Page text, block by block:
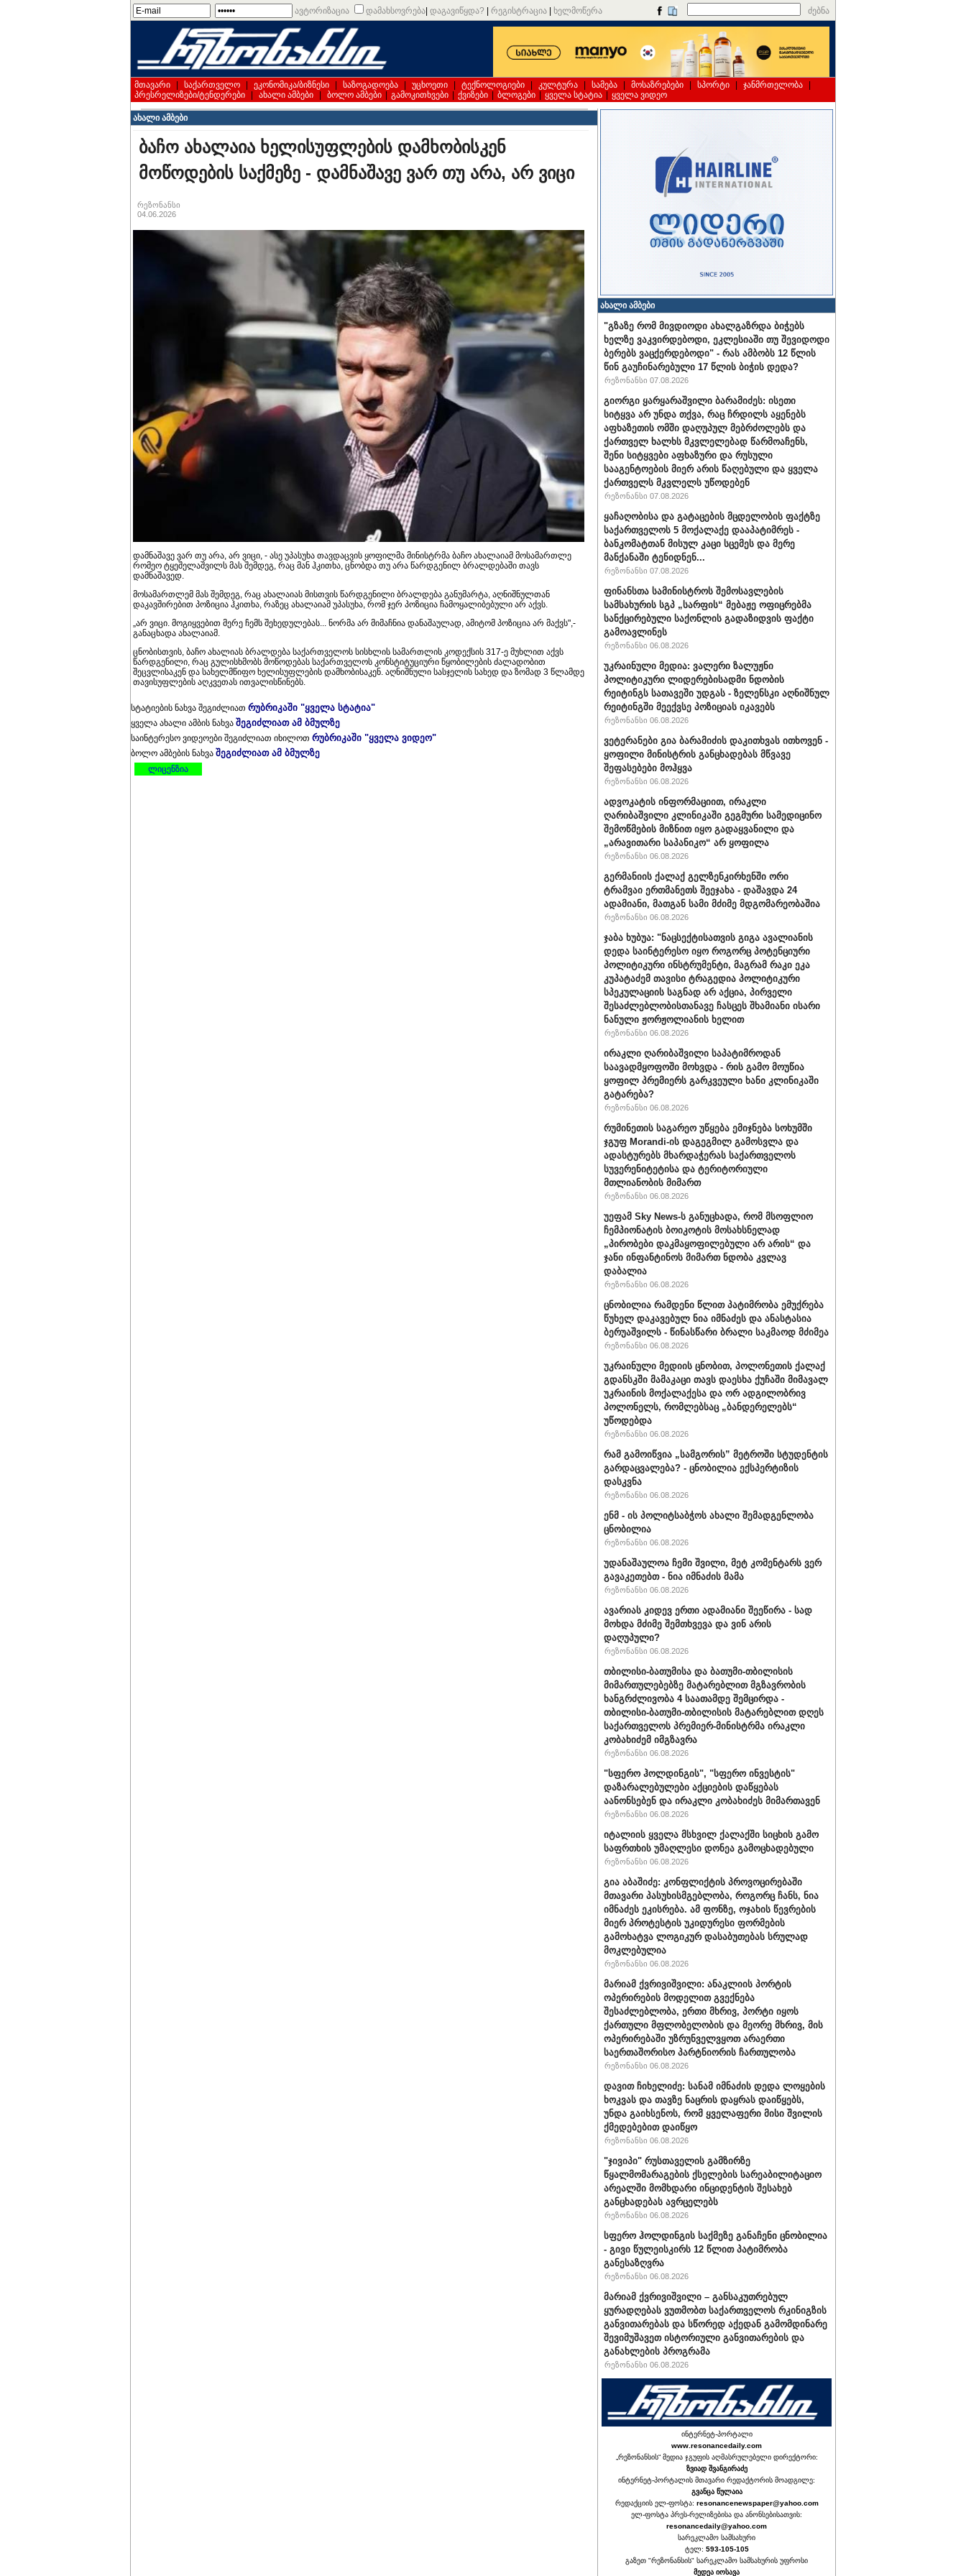
ავტორიზაცია დამახსოვრება დაგავიწყდა? რეგისტრაცია ხელმოწერა ძებნა
მთავარი საქართველო ეკონომიკა/ბიზნესი საზოგადოება უცხოეთი ტექნოლოგიები კულტურა სამება მოსაზრებები სპორტი ჯანმრთელობა
პრესრელიზები/ტენდერები
ახალი ამბები ბოლო ამბები გამოკითხვები ქვიზები ბლოგები ყველა სტატია ყველა ვიდეო
ახალი ამბები
ბაჩო ახალაია ხელისუფლების დამხობისკენ
მოწოდების საქმეზე - დამნაშავე ვარ თუ არა, არ ვიცი
რეზონანსი
04.06.2026
დამნაშავე ვარ თუ არა, არ ვიცი, - ასე უპასუხა თავდაცვის ყოფილმა მინისტრმა ბაჩო ახალაიამ მოსამართლე
რომეო ტყეშელაშვილს მას შემდეგ, რაც მან ჰკითხა, ცნობდა თუ არა წარდგენილ ბრალდებაში თავს
დამნაშავედ.
მოსამართლემ მას შემდეგ, რაც ახალაიას მისთვის წარდგენილი ბრალდება განუმარტა, აღნიშნულთან
დაკავშირებით პოზიცია ჰკითხა, რაზეც ახალაიამ უპასუხა, რომ ჯერ პოზიცია ჩამოყალიბებული არ აქვს.
„არ ვიცი. მოგიყვებით მერე ჩემს შეხედულებას... ნორმა არ მიმაჩნია დანაშაულად, ამიტომ პოზიცია არ მაქვს",-
განაცხადა ახალაიამ.
ცნობისთვის, ბაჩო ახალიას ბრალდება საქართველოს სისხლის სამართლის კოდექსის 317-ე მუხლით აქვს
წარდგენილი, რაც გულისხმობს მოწოდებას საქართველოს კონსტიტუციური წყობილების ძალადობით
შეცვლისაკენ და სახელმწიფო ხელისუფლების დამხობისაკენ. აღნიშნული სასჯელის სახედ და ზომად 3 წლამდე
თავისუფლების აღკვეთას ითვალისწინებს.
სტატიების ნახვა შეგიძლიათ რუბრიკაში "ყველა სტატია"
ყველა ახალი ამბის ნახვა შეგიძლიათ ამ ბმულზე
საინტერესო ვიდეოები შეგიძლიათ იხილოთ რუბრიკაში "ყველა ვიდეო"
ბოლო ამბების ნახვა შეგიძლიათ ამ ბმულზე
ლიცენზია
ახალი ამბები
"გზაზე რომ მივდიოდი ახალგაზრდა ბიჭებს
ხელზე ვაკვირდებოდი, ეკლესიაში თუ შევიდოდი
ბერებს ვაცქერდებოდი" - რას ამბობს 12 წლის
წინ გაუჩინარებული 17 წლის ბიჭის დედა?
რეზონანსი 07.08.2026
გიორგი ყარყარაშვილი ბარამიძეს: ისეთი
სიტყვა არ უნდა თქვა, რაც ჩრდილს აყენებს
აფხაზეთის ომში დაღუპულ მებრძოლებს და
ქართველ ხალხს მკვლელებად წარმოაჩენს,
შენი სიტყვები აფხაზური და რუსული
სააგენტოების მიერ არის წაღებული და ყველა
ქართველს მკვლელს უწოდებენ
რეზონანსი 07.08.2026
ყაჩაღობისა და გატაცების მცდელობის ფაქტზე
საქართველოს 5 მოქალაქე დააპატიმრეს -
ბანკომატთან მისულ კაცი სცემეს და მერე
მანქანაში ტენიდნენ...
რეზონანსი 07.08.2026
ფინანსთა სამინისტროს შემოსავლების
სამსახურის სგპ „სარფის“ მებაჟე ოფიცრებმა
სანქცირებული საქონლის გადაზიდვის ფაქტი
გამოავლინეს
რეზონანსი 06.08.2026
უკრაინული მედია: ვალერი ზალუჟნი
პოლიტიკური ლიდერებისადმი ნდობის
რეიტინგს სათავეში უდგას - ზელენსკი აღნიშნულ
რეიტინგში მეექვსე პოზიციას იკავებს
რეზონანსი 06.08.2026
ვეტერანები გია ბარამიძის დაკითხვას ითხოვენ -
ყოფილი მინისტრის განცხადებას მწვავე
შეფასებები მოჰყვა
რეზონანსი 06.08.2026
ადვოკატის ინფორმაციით, ირაკლი
ღარიბაშვილი კლინიკაში გეგმური სამედიცინო
შემოწმების მიზნით იყო გადაყვანილი და
„არავითარი საპანიკო“ არ ყოფილა
რეზონანსი 06.08.2026
გერმანიის ქალაქ გელზენკირხენში ორი
ტრამვაი ერთმანეთს შეეჯახა - დაშავდა 24
ადამიანი, მათგან სამი მძიმე მდგომარეობაშია
რეზონანსი 06.08.2026
ჯაბა ხუბუა: "ნაცსექტისათვის გიგა ავალიანის
დედა საინტერესო იყო როგორც პოტენციური
პოლიტიკური ინსტრუმენტი, მაგრამ რაკი ეკა
კუპატაძემ თავისი ტრაგედია პოლიტიკური
სპეკულაციის საგნად არ აქცია, პირველი
შესაძლებლობისთანავე ჩასცეს შხამიანი ისარი
ნანული ჟორჟოლიანის ხელით
რეზონანსი 06.08.2026
ირაკლი ღარიბაშვილი საპატიმროდან
საავადმყოფოში მოხვდა - რის გამო მოუწია
ყოფილ პრემიერს გარკვეული ხანი კლინიკაში
გატარება?
რეზონანსი 06.08.2026
რუმინეთის საგარეო უწყება ემიჯნება სოხუმში
ჯგუფ Morandi-ის დაგეგმილ გამოსვლა და
ადასტურებს მხარდაჭერას საქართველოს
სუვერენიტეტისა და ტერიტორიული
მთლიანობის მიმართ
რეზონანსი 06.08.2026
უეფამ Sky News-ს განუცხადა, რომ მსოფლიო
ჩემპიონატის ბოიკოტის მოსახსნელად
„პირობები დაკმაყოფილებული არ არის“ და
ჯანი ინფანტინოს მიმართ ნდობა კვლავ
დაბალია
რეზონანსი 06.08.2026
ცნობილია რამდენი წლით პატიმრობა ემუქრება
წუხელ დაკავებულ ნია იმნაძეს და ანასტასია
ბერუაშვილს - წინასწარი ბრალი საკმაოდ მძიმეა
რეზონანსი 06.08.2026
უკრაინული მედიის ცნობით, პოლონეთის ქალაქ
გდანსკში მამაკაცი თავს დაესხა ქუჩაში მიმავალ
უკრაინის მოქალაქესა და ორ ადგილობრივ
პოლონელს, რომლებსაც „ბანდერელებს“
უწოდებდა
რეზონანსი 06.08.2026
რამ გამოიწვია „სამგორის” მეტროში სტუდენტის
გარდაცვალება? - ცნობილია ექსპერტიზის
დასკვნა
რეზონანსი 06.08.2026
ენმ - ის პოლიტსაბჭოს ახალი შემადგენლობა
ცნობილია
რეზონანსი 06.08.2026
უდანაშაულოა ჩემი შვილი, მეტ კომენტარს ვერ
გავაკეთებთ - ნია იმნაძის მამა
რეზონანსი 06.08.2026
ავარიას კიდევ ერთი ადამიანი შეეწირა - სად
მოხდა მძიმე შემთხვევა და ვინ არის
დაღუპული?
რეზონანსი 06.08.2026
თბილისი-ბათუმისა და ბათუმი-თბილისის
მიმართულებებზე მატარებლით მგზავრობის
ხანგრძლივობა 4 საათამდე შემცირდა -
თბილისი-ბათუმი-თბილისის მატარებლით დღეს
საქართველოს პრემიერ-მინისტრმა ირაკლი
კობახიძემ იმგზავრა
რეზონანსი 06.08.2026
"სფერო ჰოლდინგის", "სფერო ინვესტის"
დაზარალებულები აქციების დაწყებას
აანონსებენ და ირაკლი კობახიძეს მიმართავენ
რეზონანსი 06.08.2026
იტალიის ყველა მსხვილ ქალაქში სიცხის გამო
საფრთხის უმაღლესი დონეა გამოცხადებული
რეზონანსი 06.08.2026
გია აბაშიძე: კონფლიქტის პროვოცირებაში
მთავარი პასუხისმგებლობა, როგორც ჩანს, ნია
იმნაძეს ეკისრება. ამ ფონზე, ოჯახის წევრების
მიერ პროტესტის უკიდურესი ფორმების
გამოხატვა ლოგიკურ დასაბუთებას სრულად
მოკლებულია
რეზონანსი 06.08.2026
მარიამ ქვრივიშვილი: ანაკლიის პორტის
ოპერირების მოდელით გვექნება
შესაძლებლობა, ერთი მხრივ, პორტი იყოს
ქართული მფლობელობის და მეორე მხრივ, მის
ოპერირებაში უზრუნველვყოთ არაერთი
საერთაშორისო პარტნიორის ჩართულობა
რეზონანსი 06.08.2026
დავით ჩიხელიძე: სანამ იმნაძის დედა ლოყების
ხოკვას და თავზე ნაცრის დაყრას დაიწყებს,
უნდა გაიხსენოს, რომ ყველაფერი მისი შვილის
ქმედებებით დაიწყო
რეზონანსი 06.08.2026
"ჯივიპი" რუსთაველის გამზირზე
წყალმომარაგების ქსელების სარეაბილიტაციო
არეალში მომხდარი ინციდენტის შესახებ
განცხადებას ავრცელებს
რეზონანსი 06.08.2026
სფერო ჰოლდინგის საქმეზე განაჩენი ცნობილია
- გივი წულეისკირს 12 წლით პატიმრობა
განესაზღვრა
რეზონანსი 06.08.2026
მარიამ ქვრივიშვილი – განსაკუთრებულ
ყურადღებას ვუთმობთ საქართველოს რკინიგზის
განვითარებას და სწორედ აქედან გამომდინარე
შევიმუშავეთ ისტორიული განვითარების და
განახლების პროგრამა
რეზონანსი 06.08.2026
ინტერნეტ-პორტალი
www.resonancedaily.com
„რეზონანსის“ მედია ჯგუფის აღმასრულებელი დირექტორი:
ზვიად შვანგირაძე
ინტერნეტ-პორტალის მთავარი რედაქტორის მოადგილე:
გვანცა წულაია
რედაქციის ელ-ფოსტა: resonancenewspaper@yahoo.com
ელ-ფოსტა პრეს-რელიზებისა და ანონსებისათვის:
resonancedaily@yahoo.com
სარეკლამო სამსახური
ტელ: 593-105-105
გაზეთ "რეზონანსის" სარეკლამო სამსახურის უფროსი
მედეა იოსავა